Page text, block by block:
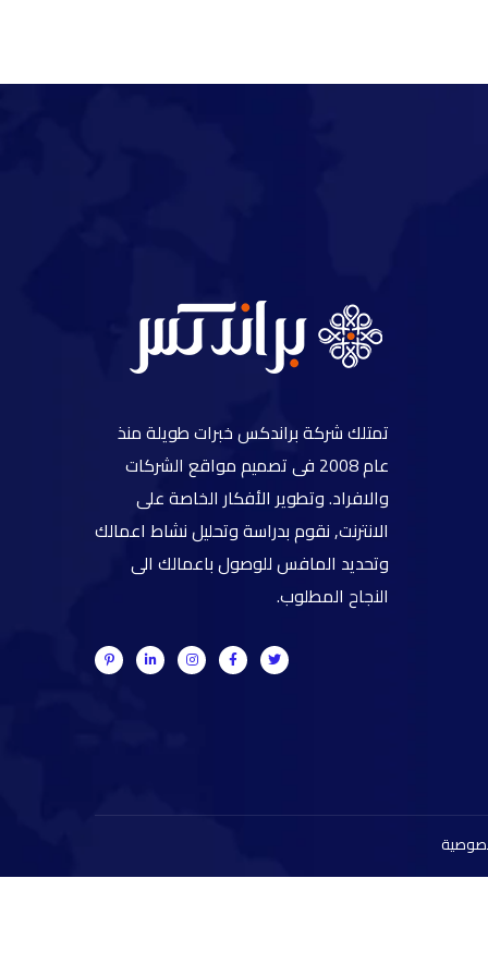
تمتلك شركة براندكس خبرات طويلة منذ
عام 2008 فى تصميم مواقع الشركات
والافراد. وتطوير الأفكار الخاصة على
الانترنت, نقوم بدراسة وتحليل نشاط اعمالك
وتحديد المافس للوصول باعمالك الى
النجاح المطلوب.